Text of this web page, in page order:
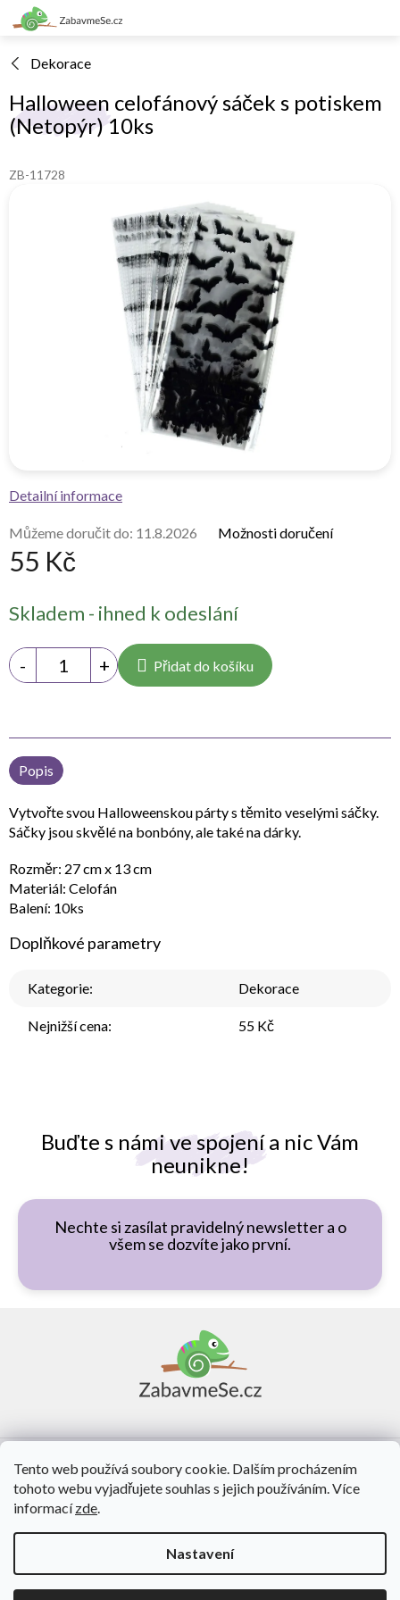
Tento web používá soubory cookie. Dalším procházením
tohoto webu vyjadřujete souhlas s jejich používáním. Více
informacízde.
Nastavení
Přejít
na
Dekorace
Halloween celofánový sáček s potiskem
(Netopýr) 10ks
ZB-11728
55 Kč
cena:
Skladem - ihned k odeslání
Můžeme doručit do: 11.8.2026 Možnosti doručení
Přidat do košíku
Detailní informace
Buďte s námi ve spojení a nic Vám
neunikne!
Nechte si zasílat pravidelný newsletter a o
všem se dozvíte jako první.
Popis
Vytvořte svou Halloweenskou párty s těmito veselými sáčky.
Sáčky jsou skvělé na bonbóny, ale také na dárky.
Rozměr: 27 cm x 13 cm
Materiál: Celofán
Balení: 10ks
Doplňkové parametry
Kategorie: Dekorace
Nejnižší cena: 55 Kč
O nás
Vytvořil Shoptet